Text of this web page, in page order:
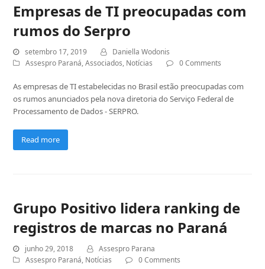
Empresas de TI preocupadas com
rumos do Serpro
setembro 17, 2019
Daniella Wodonis
Assespro Paraná,Associados, Notícias 0 Comments
As empresas de TI estabelecidas no Brasil estão preocupadas com
os rumos anunciados pela nova diretoria do Serviço Federal de
Processamento de Dados - SERPRO.
Read more
Grupo Positivo lidera ranking de
registros de marcas no Paraná
junho 29, 2018
Assespro Parana
Assespro Paraná, Notícias 0 Comments